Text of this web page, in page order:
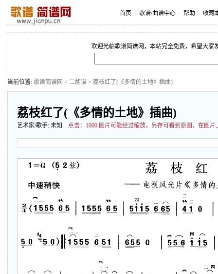
首页 - 歌谱/曲谱中心 - 帮助 - 收藏
欢迎光临歌谱简谱网，本站完全免费，希望大家
当前位置: 歌谱简谱网 > 二胡谱 > 荔枝红了(《多情的土地》插曲)
荔枝红了(《多情的土地》插曲)
艺术家/歌手: 未知 点击： 1000 图片可能经过缩放，另存可看到原图，在图